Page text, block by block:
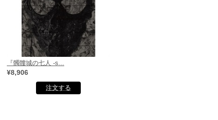
『髑髏城の七人 -s...
¥8,906